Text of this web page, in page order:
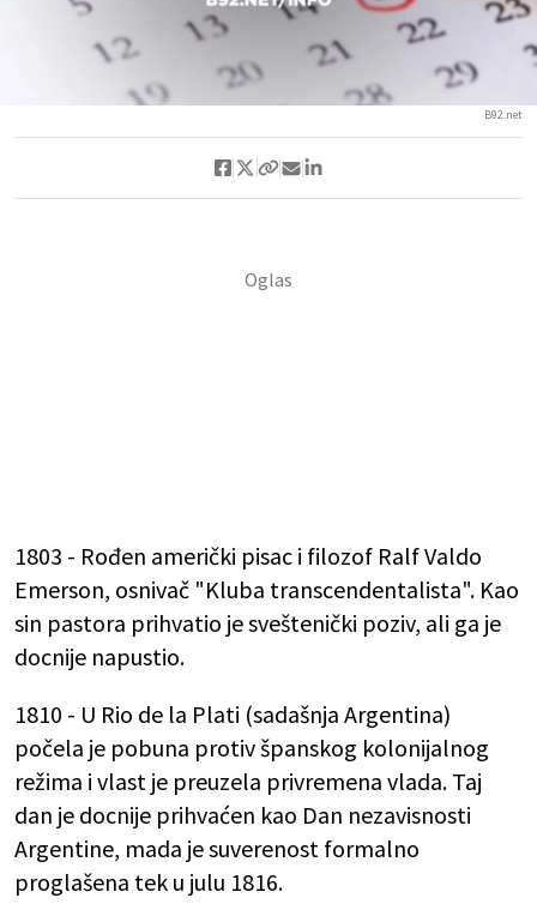
B92.net
1803 - Rođen američki pisac i filozof Ralf Valdo
Emerson, osnivač "Kluba transcendentalista". Kao
sin pastora prihvatio je sveštenički poziv, ali ga je
docnije napustio.
1810 - U Rio de la Plati (sadašnja Argentina)
počela je pobuna protiv španskog kolonijalnog
režima i vlast je preuzela privremena vlada. Taj
dan je docnije prihvaćen kao Dan nezavisnosti
Argentine, mada je suverenost formalno
proglašena tek u julu 1816.